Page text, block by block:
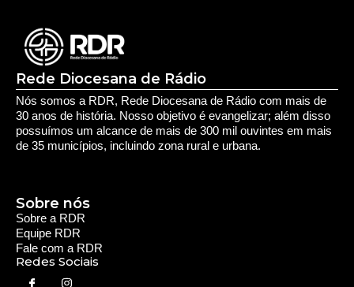
Rede Diocesana de Rádio
Nós somos a RDR, Rede Diocesana de Rádio com mais de
30 anos de história. Nosso objetivo é evangelizar; além disso
possuímos um alcance de mais de 300 mil ouvintes em mais
de 35 municípios, incluindo zona rural e urbana.
Sobre a RDR
Equipe RDR
Fale com a RDR
Redes Sociais
Sobre nós